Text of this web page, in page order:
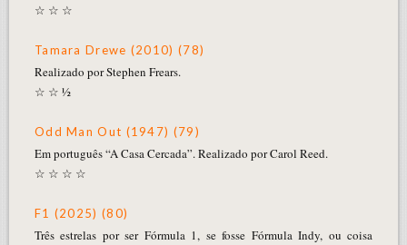
☆ ☆ ☆
Tamara Drewe (2010) (78)
Realizado por Stephen Frears.
☆ ☆ ½
Odd Man Out (1947) (79)
Em português “A Casa Cercada”. Realizado por Carol Reed.
☆ ☆ ☆ ☆
F1 (2025) (80)
Três estrelas por ser Fórmula 1, se fosse Fórmula Indy, ou coisa